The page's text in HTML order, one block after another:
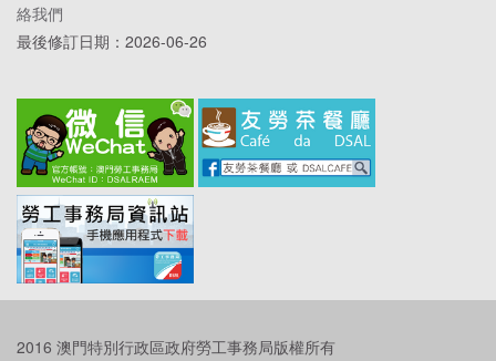
絡我們
最後修訂日期： 2026-06-26
2016 澳門特別行政區政府勞工事務局版權所有